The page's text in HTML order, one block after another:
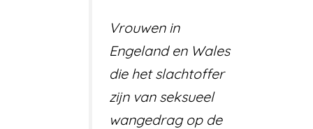
Vrouwen in
Engeland en Wales
die het slachtoffer
zijn van seksueel
wangedrag op de